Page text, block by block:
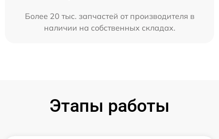
Более 20 тыс. запчастей от производителя в
наличии на собственных складах.
Этапы работы